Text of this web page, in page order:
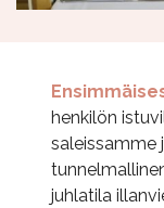
henkilön
saleissamme
juhlatila